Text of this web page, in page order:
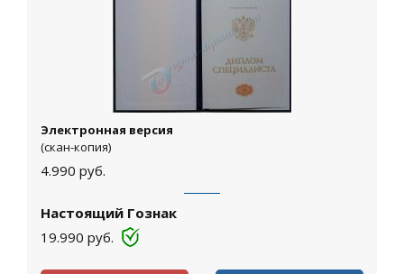
Электронная версия
(скан-копия)
4.990 руб.
Настоящий Гознак
19.990 руб.